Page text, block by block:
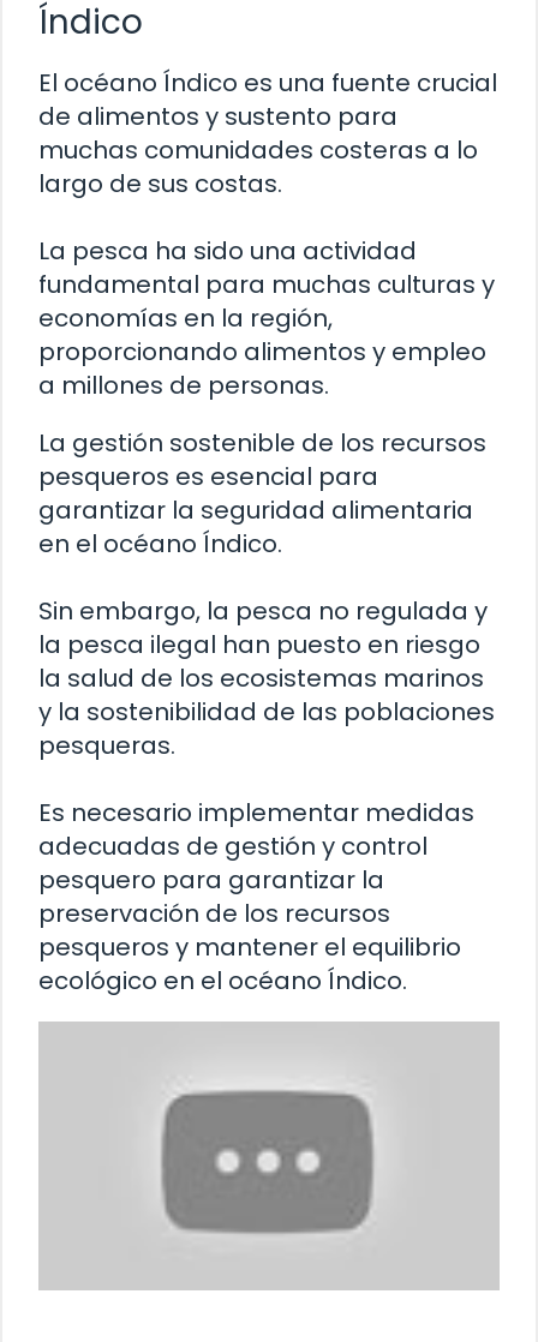
Índico
El océano Índico es una fuente crucial
de alimentos y sustento para
muchas comunidades costeras a lo
largo de sus costas.
La pesca ha sido una actividad
fundamental para muchas culturas y
economías en la región,
proporcionando alimentos y empleo
a millones de personas.
La gestión sostenible de los recursos
pesqueros es esencial para
garantizar la seguridad alimentaria
en el océano Índico.
Sin embargo, la pesca no regulada y
la pesca ilegal han puesto en riesgo
la salud de los ecosistemas marinos
y la sostenibilidad de las poblaciones
pesqueras.
Es necesario implementar medidas
adecuadas de gestión y control
pesquero para garantizar la
preservación de los recursos
pesqueros y mantener el equilibrio
ecológico en el océano Índico.